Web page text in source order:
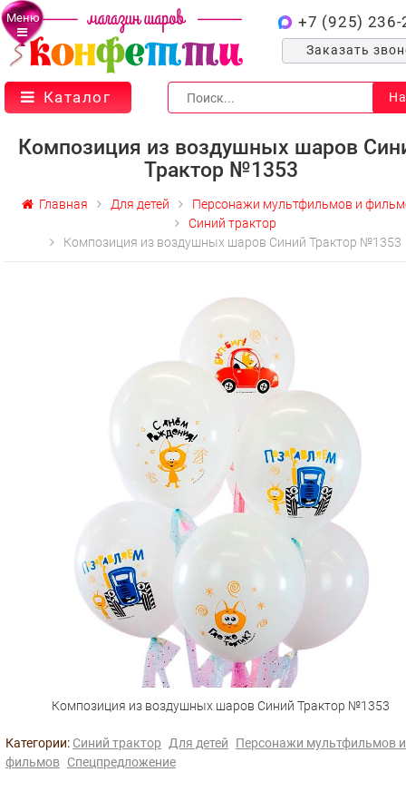
Меню +7 (925) 236-
Заказать
Каталог
Композиция из воздушных шаров
Трактор №1353
Главная Для детей
Персонажи мультфильмов и
Синий трактор
Композиция из воздушных шаров Синий Трактор №1353
Композиция из воздушных шаров Синий Трактор №1353
Категории: Синий трактор Для детей
Персонажи мультфильмов и
фильмов Спецпредложение